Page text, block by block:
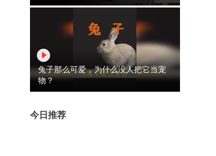
兔子那么可爱，为什么没人把它当宠
物？
今日推荐